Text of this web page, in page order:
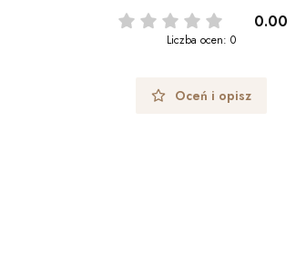
0.00
Liczba ocen: 0
Oceń i opisz